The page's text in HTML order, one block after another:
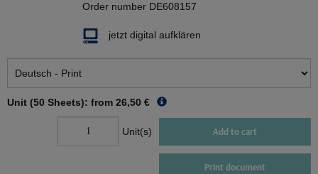
Order number DE608157
jetzt digital aufklären
Unit (50 Sheets): from 26,50 €
Unit(s) Add to cart
Print document